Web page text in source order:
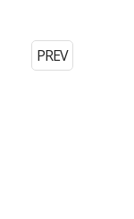
PREV